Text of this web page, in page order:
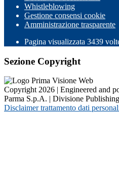
Whistleblowing
Gestione consensi cookie
Amministrazione trasparente
Pagina visualizzata 3439
Sezione Copyright
Copyright 2026 | Engineered and
Parma S.p.A. | Divisione
Disclaimer trattamento dati